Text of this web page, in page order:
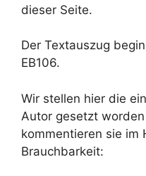
dieser Seite.
Der Textauszug
EB106.
Wir stellen hier die
Autor gesetzt
kommentieren sie im
Brauchbarkeit: